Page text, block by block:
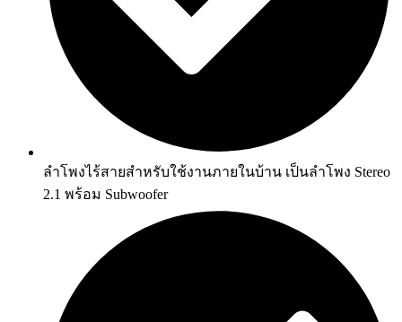
ลำโพงไร้สายสำหรับใช้งานภายในบ้าน เป็นลำโพง Stereo
2.1 พร้อม Subwoofer